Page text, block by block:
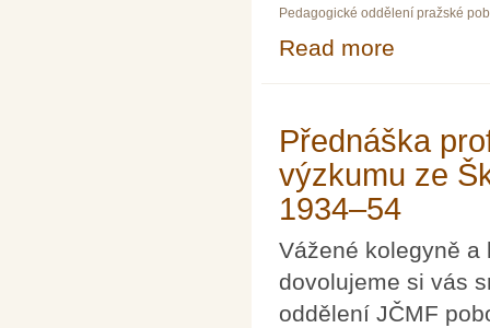
Pedagogické oddělení pražské
Read more
Přednáška
výzkumu ze
1934–54
Vážené kolegyně a
dovolujeme si vás
oddělení JČMF